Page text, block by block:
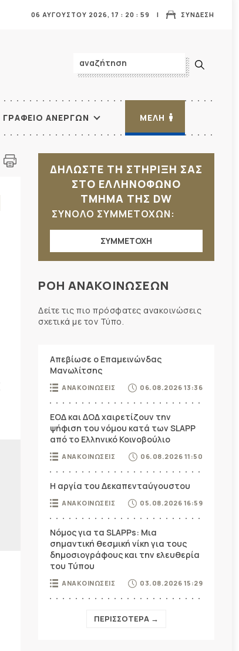
ΣΥΝΔΕΣΗ
06 ΑΥΓΟΥΣΤΟΥ 2026, 17 : 21 : 00
ΓΡΑΦΕΙΟ ΑΝΕΡΓΩΝ ΜΕΛΗ
ΔΗΛΩΣΤΕ ΤΗ ΣΤΗΡΙΞΗ ΣΑΣ
ΣΤΟ ΕΛΛΗΝΟΦΩΝΟ
ΤΜΗΜΑ ΤΗΣ DW
ΣΥΝΟΛΟ ΣΥΜΜΕΤΟΧΩΝ:
ΣΥΜΜΕΤΟΧΗ
ΡΟΗ ΑΝΑΚΟΙΝΩΣΕΩΝ
Δείτε τις πιο πρόσφατες ανακοινώσεις
σχετικά με τον Τύπο.
Απεβίωσε ο Επαμεινώνδας
Μανωλίτσης
ΑΝΑΚΟΙΝΩΣΕΙΣ 06.08.2026 13:36
ΕΟΔ και ΔΟΔ χαιρετίζουν την
ψήφιση του νόμου κατά των SLAPP
από το Ελληνικό Κοινοβούλιο
ΑΝΑΚΟΙΝΩΣΕΙΣ 06.08.2026 11:50
Η αργία του Δεκαπενταύγουστου
ΑΝΑΚΟΙΝΩΣΕΙΣ 05.08.2026 16:59
Νόμος για τα SLAPPs: Μια
σημαντική θεσμική νίκη για τους
δημοσιογράφους και την ελευθερία
του Τύπου
ΑΝΑΚΟΙΝΩΣΕΙΣ 03.08.2026 15:29
ΠΕΡΙΣΣΟΤΕΡΑ →